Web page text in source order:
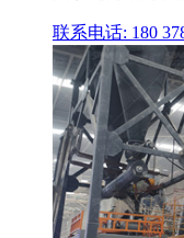
联系电话: 180